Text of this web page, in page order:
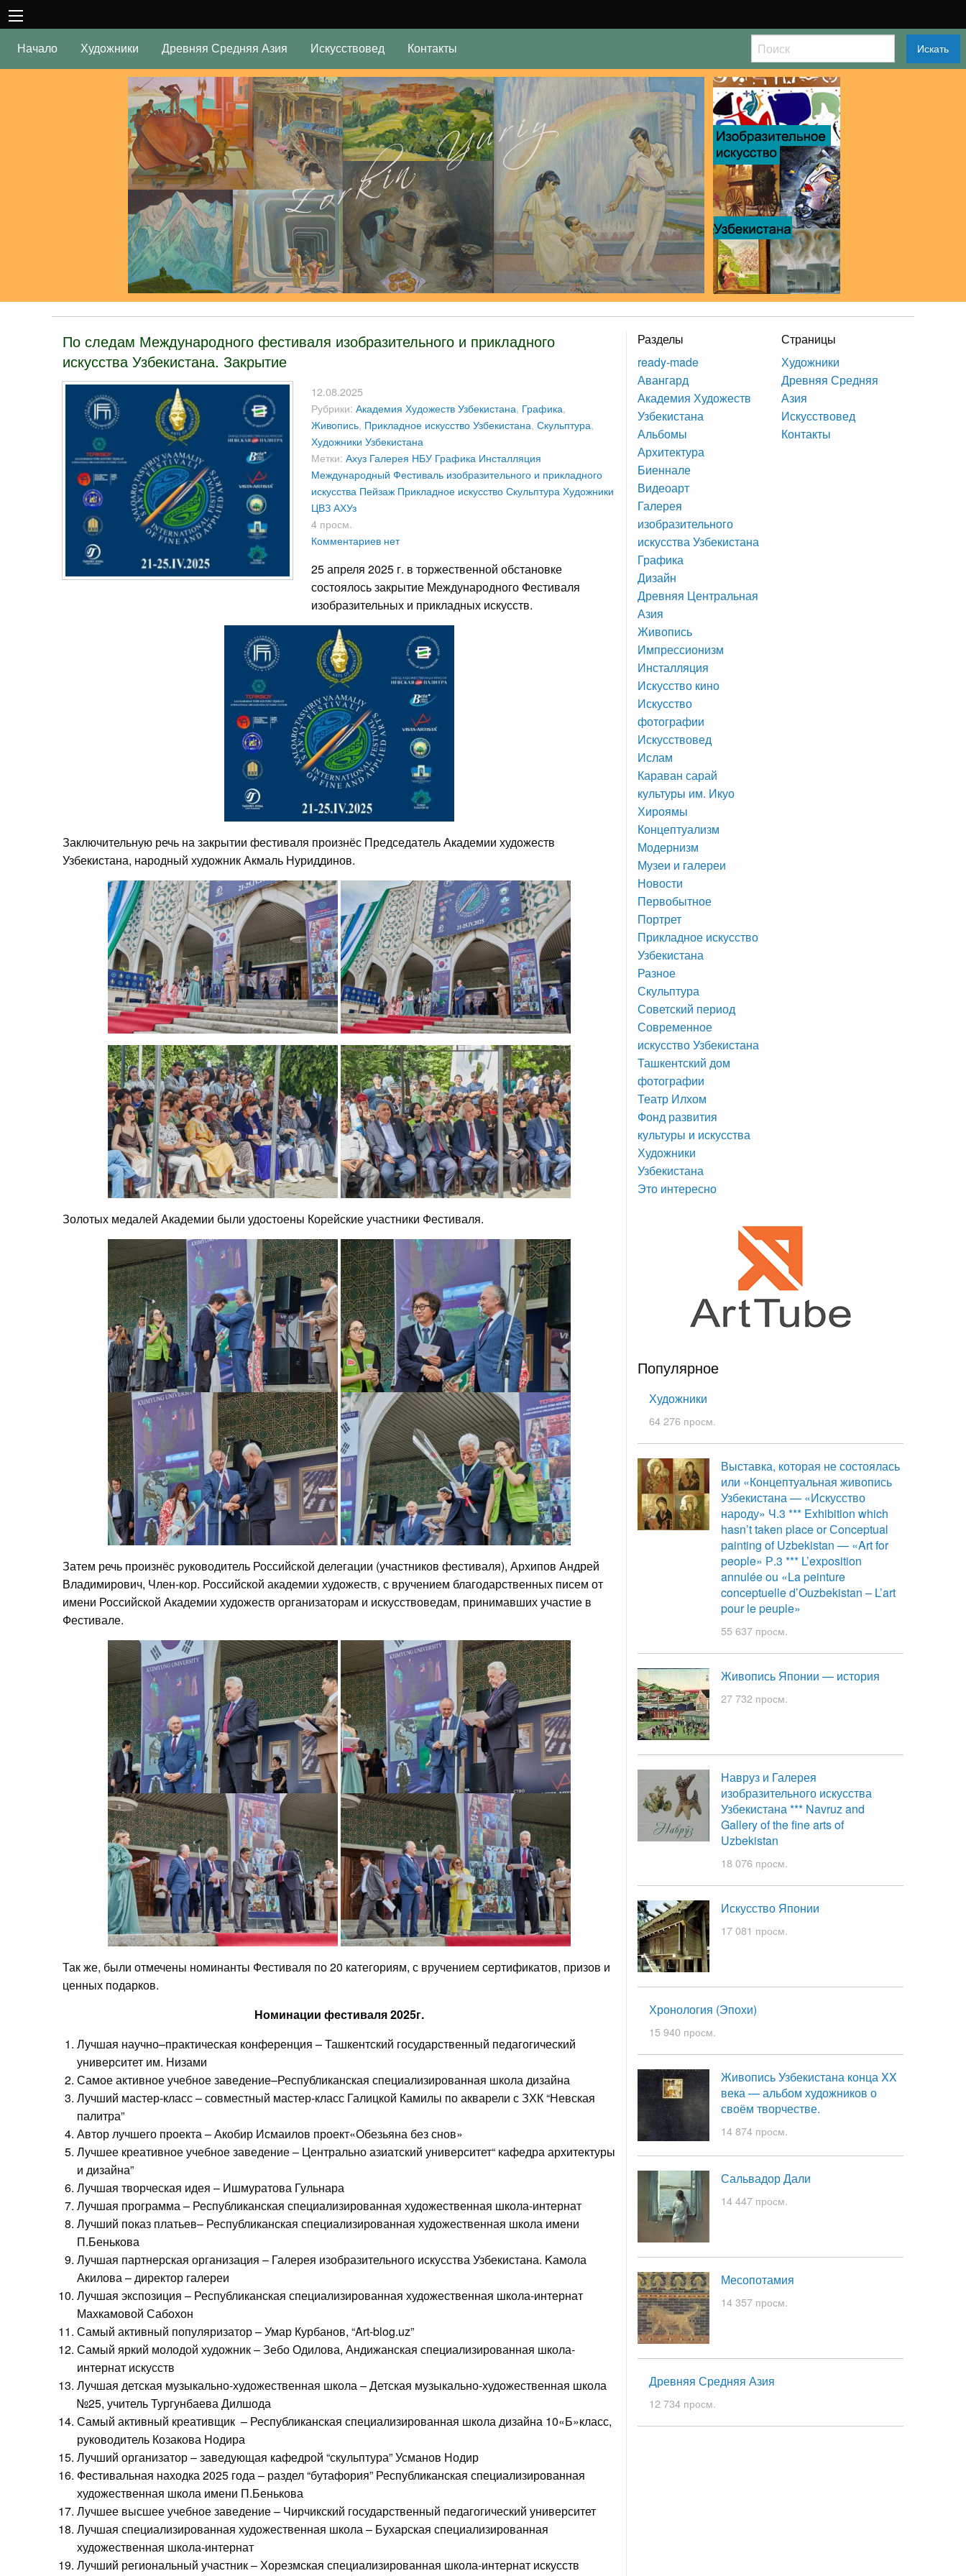
Начало Художники Древняя Средняя Азия Искусствовед Контакты Искать
По следам Международного фестиваля изобразительного и прикладного
искусства Узбекистана. Закрытие
12.08.2025
Рубрики: Академия Художеств Узбекистана, Графика,
Живопись, Прикладное искусство Узбекистана, Скульптура,
Художники Узбекистана
Метки: Ахуз Галерея НБУ Графика Инсталляция
Международный Фестиваль изобразительного и прикладного
искусства Пейзаж Прикладное искусство Скульптура Художники
ЦВЗ АХУз
4 просм.
Комментариев нет
25 апреля 2025 г. в торжественной обстановке
состоялось закрытие Международного Фестиваля
изобразительных и прикладных искусств.
Заключительную речь на закрытии фестиваля произнёс Председатель Академии художеств
Узбекистана, народный художник Акмаль Нуриддинов.
Золотых медалей Академии были удостоены Корейские участники Фестиваля.
Затем речь произнёс руководитель Российской делегации (участников фестиваля), Архипов Андрей
Владимирович, Член-кор. Российской академии художеств, с вручением благодарственных писем от
имени Российской Академии художеств организаторам и искусствоведам, принимавших участие в
Фестивале.
Так же, были отмечены номинанты Фестиваля по 20 категориям, с вручением сертификатов, призов и
ценных подарков.
Номинации фестиваля 2025г.
Лучшая научно–практическая конференция – Ташкентский государственный педагогический
университет им. Низами
Самое активное учебное заведение–Республиканская специализированная школа дизайна
Лучший мастер-класс – совместный мастер-класс Галицкой Камилы по акварели с ЗХК “Невская
палитра”
Автор лучшего проекта – Акобир Исмаилов проект«Обезьяна без снов»
Лучшее креативное учебное заведение – Центрально азиатский университет“ кафедра архитектуры
и дизайна”
Лучшая творческая идея – Ишмуратова Гульнара
Лучшая программа – Республиканская специализированная художественная школа-интернат
Лучший показ платьев– Республиканская специализированная художественная школа имени
П.Бенькова
Лучшая партнерская организация – Галерея изобразительного искусства Узбекистана. Kамола
Акилова – директор галереи
Лучшая экспозиция – Республиканская специализированная художественная школа-интернат
Махкамовой Сабохон
Самый активный популяризатор – Умар Курбанов, “Art-blog.uz”
Самый яркий молодой художник – Зебо Одилова, Андижанская специализированная школа-
интернат искусств
Лучшая детская музыкально-художественная школа – Детская музыкально-художественная школа
№25, учитель Тургунбаева Дилшода
Самый активный креативщик – Республиканская специализированная школа дизайна 10«Б»класс,
руководитель Козакова Нодира
Лучший организатор – заведующая кафедрой “скульптура” Усманов Нодир
Фестивальная находка 2025 года – раздел “бутафория” Республиканская специализированная
художественная школа имени П.Бенькова
Лучшее высшее учебное заведение – Чирчикский государственный педагогический университет
Лучшая специализированная художественная школа – Бухарская специализированная
художественная школа-интернат
Лучший региональный участник – Хорезмская специализированная школа-интернат искусств
Разделы
ready-made
Авангард
Академия Художеств
Узбекистана
Альбомы
Архитектура
Биеннале
Видеоарт
Галерея
изобразительного
искусства Узбекистана
Графика
Дизайн
Древняя Центральная
Азия
Живопись
Импрессионизм
Инсталляция
Искусство кино
Искусство
фотографии
Искусствовед
Ислам
Караван сарай
культуры им. Икуо
Хироямы
Концептуализм
Модернизм
Музеи и галереи
Новости
Первобытное
Портрет
Прикладное искусство
Узбекистана
Разное
Скульптура
Советский период
Современное
искусство Узбекистана
Ташкентский дом
фотографии
Театр Илхом
Фонд развития
культуры и искусства
Художники
Узбекистана
Это интересно
Страницы
Художники
Древняя Средняя
Азия
Искусствовед
Контакты
Популярное
Художники
64 276 просм.
Выставка, которая не состоялась
или «Концептуальная живопись
Узбекистана — «Искусство
народу» Ч.3 *** Exhibition which
hasn’t taken place or Сonceptual
painting of Uzbekistan — «Art for
people» Р.3 *** L’exposition
annulée ou «La peinture
conceptuelle d’Ouzbekistan – L’art
pour le peuple»
55 637 просм.
Живопись Японии — история
27 732 просм.
Навруз и Галерея
изобразительного искусства
Узбекистана *** Navruz and
Gallery of the fine arts of
Uzbekistan
18 076 просм.
Искусство Японии
17 081 просм.
Хронология (Эпохи)
15 940 просм.
Живопись Узбекистана конца XX
века — альбом художников о
своём творчестве.
14 874 просм.
Сальвадор Дали
14 447 просм.
Месопотамия
14 357 просм.
Древняя Средняя Азия
12 734 просм.